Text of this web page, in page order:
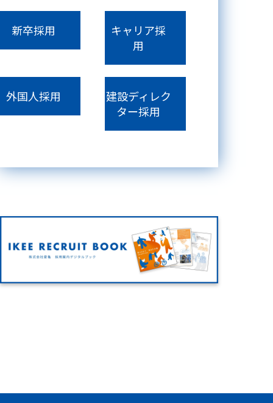
新卒採用
キャリア採
用
外国人採用
建設ディレク
ター採用